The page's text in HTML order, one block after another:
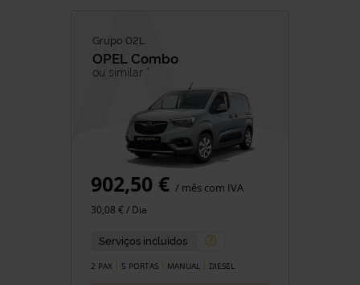
Grupo 02L
OPEL Combo
ou similar *
902,50 € / mês com IVA
30,08 € / Dia
Serviços incluídos
2 PAX 5 PORTAS MANUAL DIESEL